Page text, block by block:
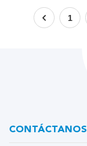
1
CONTÁCTANOS